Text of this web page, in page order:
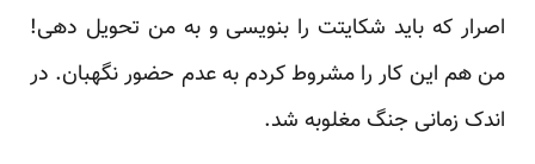
اصرار که باید شکایتت را بنویسی و به من تحویل دهی!
من هم این کار را مشروط کردم به عدم حضور نگهبان. در
اندک زمانی جنگ مغلوبه شد.